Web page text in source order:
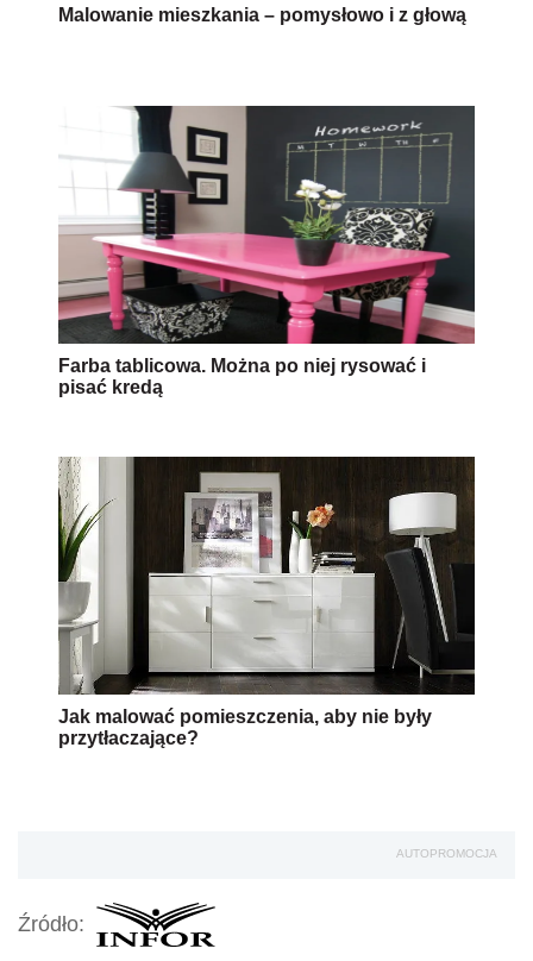
Malowanie mieszkania – pomysłowo i z głową
Farba tablicowa. Można po niej rysować i
pisać kredą
Jak malować pomieszczenia, aby nie były
przytłaczające?
AUTOPROMOCJA
Źródło: